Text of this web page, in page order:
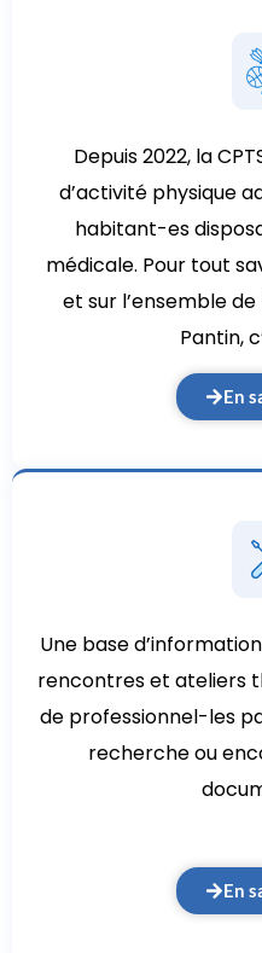
Depuis 2022, la
d’activité physique
habitant-es
médicale. Pour tout
et sur l’ensemble
Pantin,
En
Une base
rencontres et ateliers
de professionnel-les
recherche ou
En